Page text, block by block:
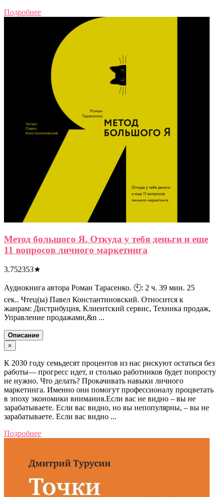
Подробнее
Метод большого Я. Откуда у тебя деньги и еще
11 вопросов личного маркетинга
3.752353★
Аудиокнига автора Роман Тарасенко. 🕙: 2 ч. 39 мин. 25
сек.. Чтец(ы) Павел Константиновский. Относится к
жанрам: Дистрибуция, Клиентский сервис, Техника продаж,
Управление продажами,&n ...
Описание
×
К 2030 году семьдесят процентов из нас рискуют остаться без
работы— прогресс идет, и столько работников будет попросту
не нужно. Что делать? Прокачивать навыки личного
маркетинга. Именно они помогут профессионалу процветать
в эпоху экономики внимания.Если вас не видно – вы не
зарабатываете. Если вас видно, но вы непопулярны, – вы не
зарабатываете. Если вас видно ...
Подробнее